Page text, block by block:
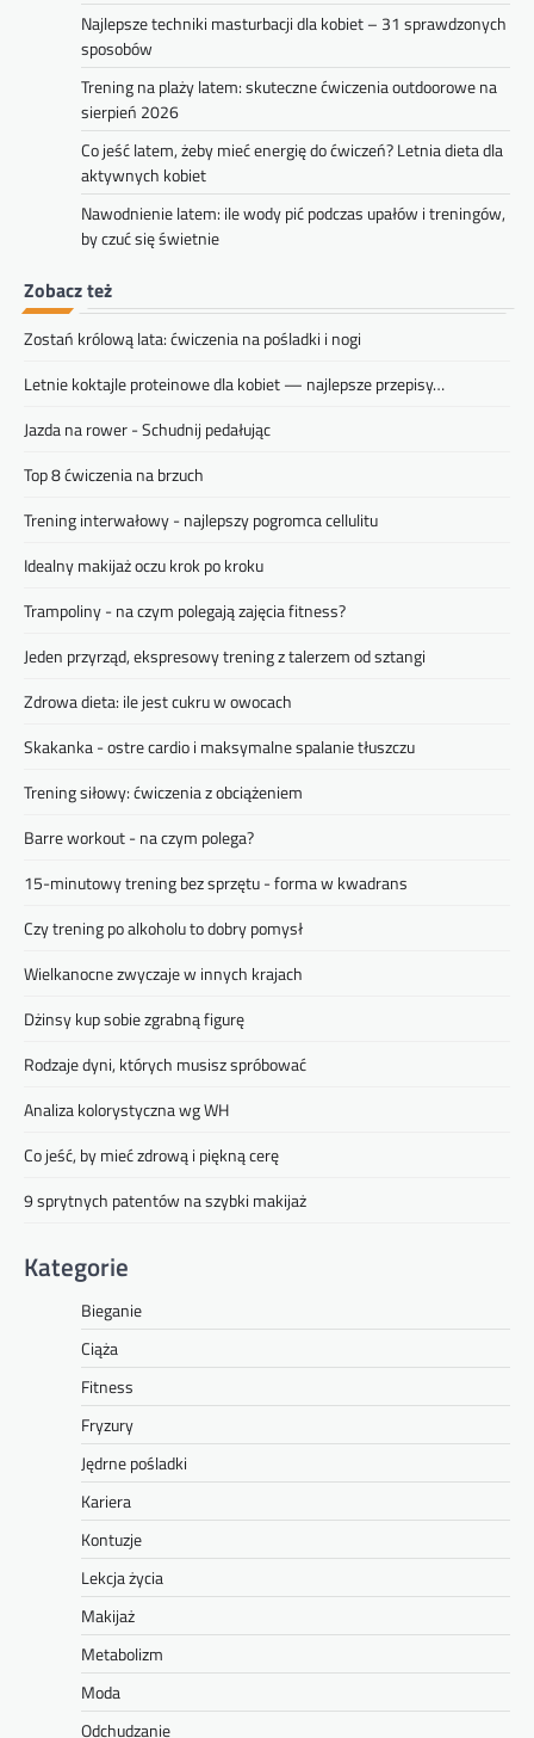
Najlepsze techniki masturbacji dla kobiet – 31 sprawdzonych
sposobów
Trening na plaży latem: skuteczne ćwiczenia outdoorowe na
sierpień 2026
Co jeść latem, żeby mieć energię do ćwiczeń? Letnia dieta dla
aktywnych kobiet
Nawodnienie latem: ile wody pić podczas upałów i treningów,
by czuć się świetnie
Zobacz też
Zostań królową lata: ćwiczenia na pośladki i nogi
Letnie koktajle proteinowe dla kobiet — najlepsze przepisy…
Jazda na rower - Schudnij pedałując
Top 8 ćwiczenia na brzuch
Trening interwałowy - najlepszy pogromca cellulitu
Idealny makijaż oczu krok po kroku
Trampoliny - na czym polegają zajęcia fitness?
Jeden przyrząd, ekspresowy trening z talerzem od sztangi
Zdrowa dieta: ile jest cukru w owocach
Skakanka - ostre cardio i maksymalne spalanie tłuszczu
Trening siłowy: ćwiczenia z obciążeniem
Barre workout - na czym polega?
15-minutowy trening bez sprzętu - forma w kwadrans
Czy trening po alkoholu to dobry pomysł
Wielkanocne zwyczaje w innych krajach
Dżinsy kup sobie zgrabną figurę
Rodzaje dyni, których musisz spróbować
Analiza kolorystyczna wg WH
Co jeść, by mieć zdrową i piękną cerę
9 sprytnych patentów na szybki makijaż
Kategorie
Bieganie
Ciąża
Fitness
Fryzury
Jędrne pośladki
Kariera
Kontuzje
Lekcja życia
Makijaż
Metabolizm
Moda
Odchudzanie